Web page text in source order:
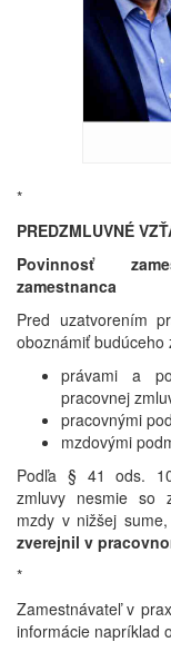
*
PREDZMLUVNÉ
Povinnosť
zamestnanca
Pred uzatvorením
oboznámiť budúceho
právami a
pracovnej
pracovnými
mzdovými
Podľa § 41 ods.
zmluvy nesmie so
mzdy v nižšej
zverejnil v
*
Zamestnávateľ v
informácie napríklad